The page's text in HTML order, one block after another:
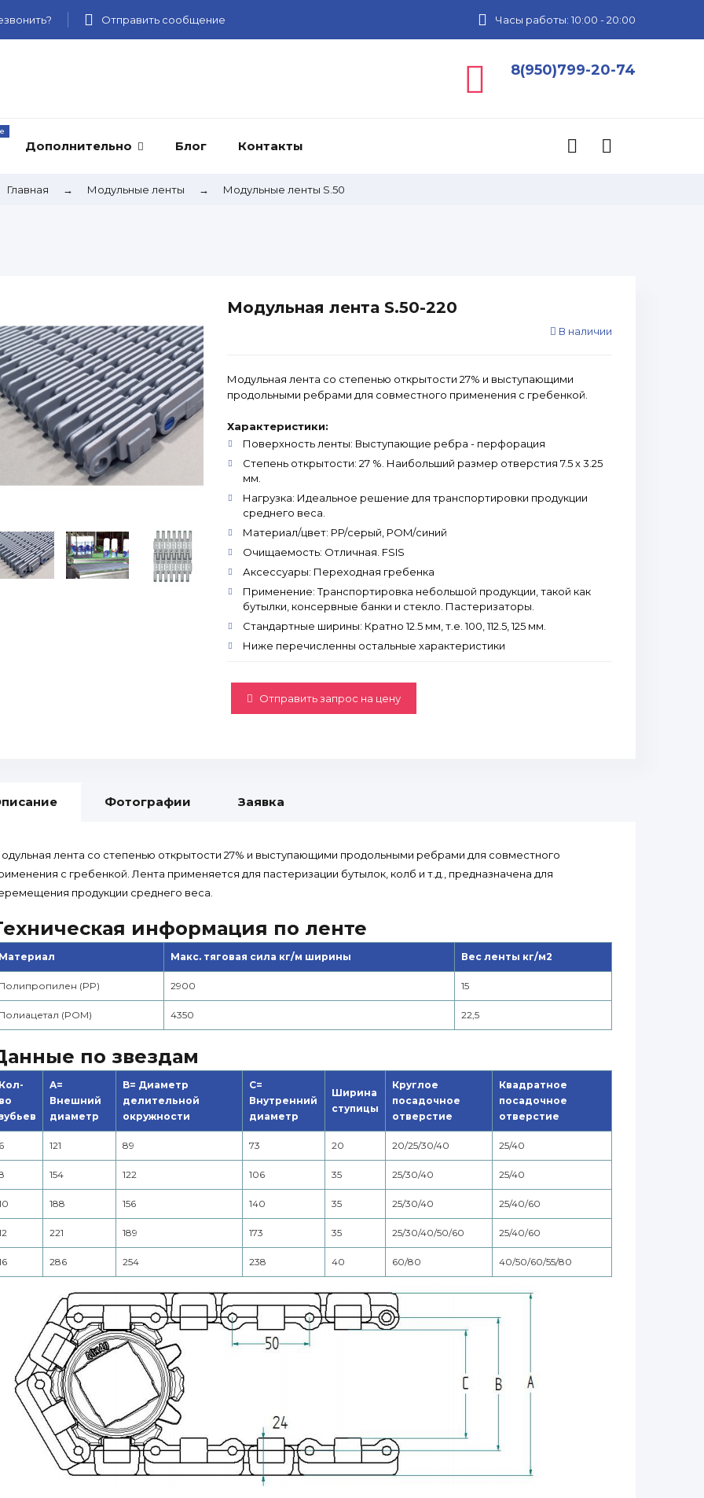
Отправить сообщение Часы работы: 10:00 - 20:00
8(950)799-20-74
Дополнительно Блог Контакты
Главная → Модульные ленты → Модульные ленты S.50
Модульная лента S.50-220
В наличии
Модульная лента со степенью открытости 27% и выступающими
продольными ребрами для совместного применения с гребенкой.
Характеристики:
Поверхность ленты: Выступающие ребра - перфорация
Степень открытости: 27 %. Наибольший размер отверстия 7.5 x 3.25
мм.
Нагрузка: Идеальное решение для транспортировки продукции
среднего веса.
Материал/цвет: PP/серый, POM/синий
Очищаемость: Отличная. FSIS
Аксессуары: Переходная гребенка
Применение: Транспортировка небольшой продукции, такой как
бутылки, консервные банки и стекло. Пастеризаторы.
Стандартные ширины: Кратно 12.5 мм, т.е. 100, 112.5, 125 мм.
Ниже перечисленны остальные характеристики
Отправить запрос на цену
Фотографии Заявка
лента со степенью открытости 27% и выступающими продольными ребрами для совместного
с гребенкой. Лента применяется для пастеризации бутылок, колб и т.д., предназначена для
продукции среднего веса.
информация по ленте
Макс. тяговая сила кг/м ширины Вес ленты кг/м2
(PP) 2900 15
(POM) 4350 22,5
по звездам
A=
Внешний
диаметр
B= Диаметр
делительной
окружности
C=
Внутренний
диаметр
Ширина
ступицы
Круглое
посадочное
отверстие
Квадратное
посадочное
отверстие
121 89 73 20 20/25/30/40 25/40
154 122 106 35 25/30/40 25/40
188 156 140 35 25/30/40 25/40/60
221 189 173 35 25/30/40/50/60 25/40/60
286 254 238 40 60/80 40/50/60/55/80